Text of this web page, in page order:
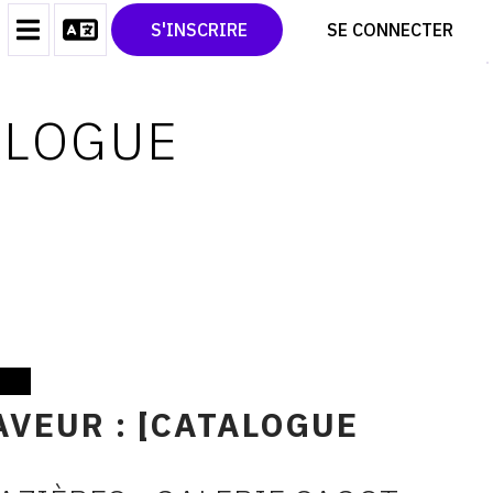
S'INSCRIRE SE CONNECTER
CONTACT
CGU
TWITTER
PINTEREST
: [CATALOGUE